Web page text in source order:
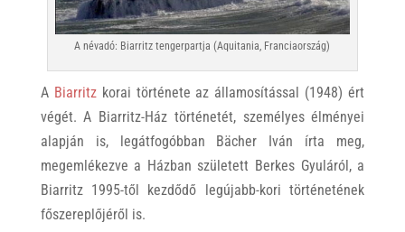
A névadó: Biarritz tengerpartja (Aquitania, Franciaország)
A Biarritzkorai története az államosítással (1948) ért
végét. A Biarritz-Ház történetét, személyes élményei
alapján is, legátfogóbban Bächer Iván írta meg,
megemlékezve a Házban született Berkes Gyuláról, a
Biarritz 1995-től kezdődő legújabb-kori történetének
főszereplőjéről is.